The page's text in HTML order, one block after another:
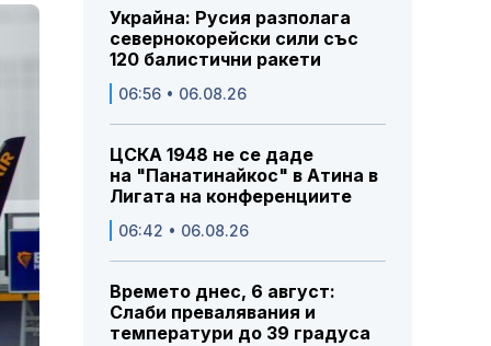
Украйна: Русия разполага
севернокорейски сили със
120 балистични ракети
06:56 • 06.08.26
ЦСКА 1948 не се даде
на "Панатинайкос" в Атина в
Лигата на конференциите
06:42 • 06.08.26
Времето днес, 6 август:
Слаби превалявания и
температури до 39 градуса